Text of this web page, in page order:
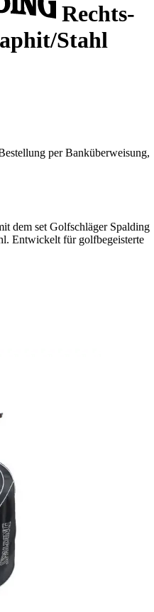
Rechts-
Stahl
per Banküberweisung,
dem set Golfschläger Spalding
Entwickelt für golfbegeisterte